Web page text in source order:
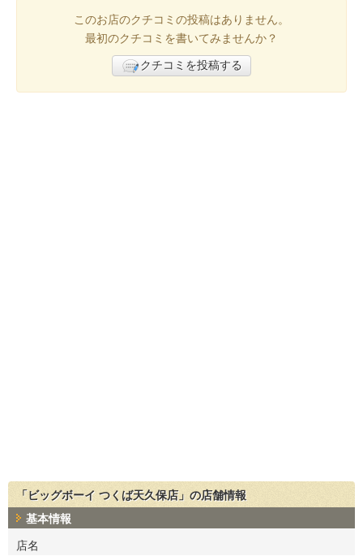
このお店のクチコミの投稿はありません。
最初のクチコミを書いてみませんか？
クチコミを投稿する
「ビッグボーイ つくば天久保店」の店舗情報
基本情報
店名